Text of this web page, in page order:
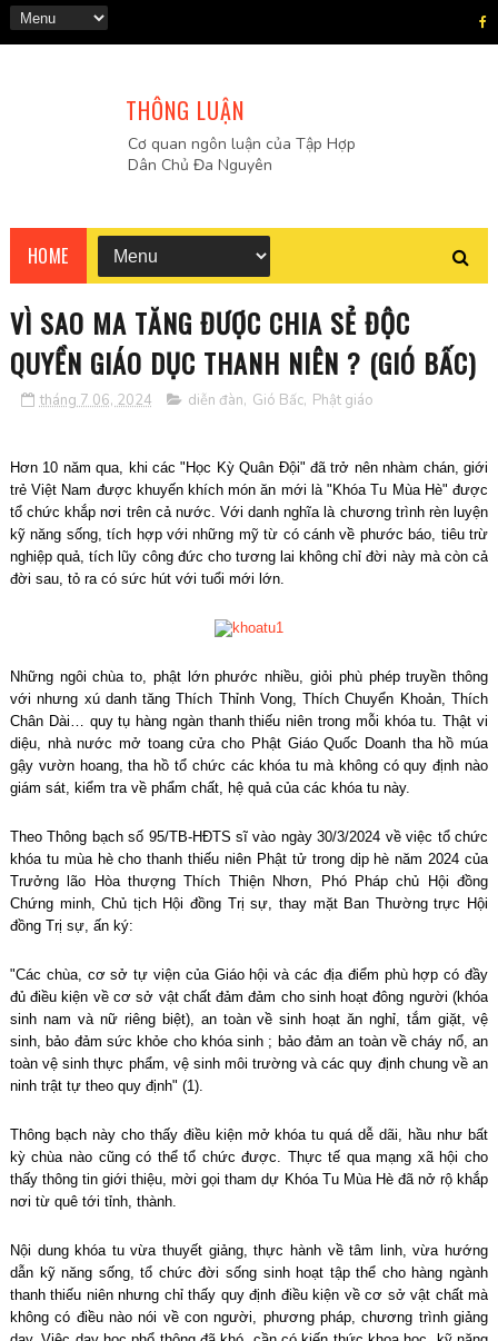
THÔNG LUẬN
Cơ quan ngôn luận của Tập Hợp
Dân Chủ Đa Nguyên
HOME
VÌ SAO MA TĂNG ĐƯỢC CHIA SẺ ĐỘC
QUYỀN GIÁO DỤC THANH NIÊN ? (GIÓ BẤC)
tháng 7 06, 2024 diễn đàn, Gió Bấc, Phật giáo
Hơn 10 năm qua, khi các "Học Kỳ Quân Đội" đã trở nên nhàm chán, giới
trẻ Việt Nam được khuyến khích món ăn mới là "Khóa Tu Mùa Hè" được
tổ chức khắp nơi trên cả nước. Với danh nghĩa là chương trình rèn luyện
kỹ năng sống, tích hợp với những mỹ từ có cánh về phước báo, tiêu trừ
nghiệp quả, tích lũy công đức cho tương lai không chỉ đời này mà còn cả
đời sau, tỏ ra có sức hút với tuổi mới lớn.
Những ngôi chùa to, phật lớn phước nhiều, giỏi phù phép truyền thông
với nhưng xú danh tăng Thích Thỉnh Vong, Thích Chuyển Khoản, Thích
Chân Dài… quy tụ hàng ngàn thanh thiếu niên trong mỗi khóa tu. Thật vi
diệu, nhà nước mở toang cửa cho Phật Giáo Quốc Doanh tha hồ múa
gậy vườn hoang, tha hồ tổ chức các khóa tu mà không có quy định nào
giám sát, kiểm tra về phẩm chất, hệ quả của các khóa tu này.
Theo Thông bạch số 95/TB-HĐTS sĩ vào ngày 30/3/2024 về việc tổ chức
khóa tu mùa hè cho thanh thiếu niên Phật tử trong dịp hè năm 2024 của
Trưởng lão Hòa thượng Thích Thiện Nhơn, Phó Pháp chủ Hội đồng
Chứng minh, Chủ tịch Hội đồng Trị sự, thay mặt Ban Thường trực Hội
đồng Trị sự, ấn ký:
"Các chùa, cơ sở tự viện của Giáo hội và các địa điểm phù hợp có đầy
đủ điều kiện về cơ sở vật chất đảm đảm cho sinh hoạt đông người (khóa
sinh nam và nữ riêng biệt), an toàn về sinh hoạt ăn nghỉ, tắm giặt, vệ
sinh, bảo đảm sức khỏe cho khóa sinh ; bảo đảm an toàn về cháy nổ, an
toàn vệ sinh thực phẩm, vệ sinh môi trường và các quy định chung về an
ninh trật tự theo quy định" (1).
Thông bạch này cho thấy điều kiện mở khóa tu quá dễ dãi, hầu như bất
kỳ chùa nào cũng có thể tổ chức được. Thực tế qua mạng xã hội cho
thấy thông tin giới thiệu, mời gọi tham dự Khóa Tu Mùa Hè đã nở rộ khắp
nơi từ quê tới tỉnh, thành.
Nội dung khóa tu vừa thuyết giảng, thực hành về tâm linh, vừa hướng
dẫn kỹ năng sống, tổ chức đời sống sinh hoạt tập thể cho hàng ngành
thanh thiếu niên nhưng chỉ thấy quy định điều kiện về cơ sở vật chất mà
không có điều nào nói về con người, phương pháp, chương trình giảng